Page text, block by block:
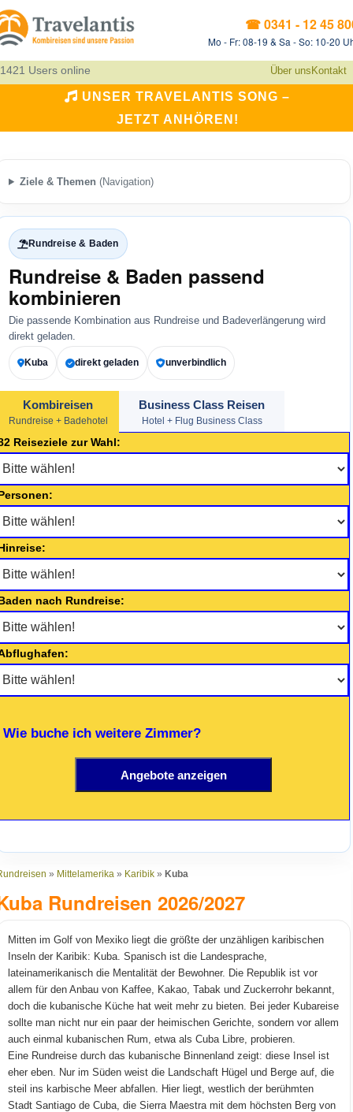
☎ 0341 - 12 45
Mo - Fr: 08-19 & Sa - So: 10-20
1421 Users online Über uns Kontakt
UNSER TRAVELANTIS SONG –
JETZT ANHÖREN!
Ziele & Themen (Navigation)
Rundreise & Baden
Rundreise & Baden passend
kombinieren
Die passende Kombination aus Rundreise und Badeverlängerung wird
direkt geladen.
Kuba direkt geladen unverbindlich
Kombireisen
Rundreise + Badehotel
Business Class Reisen
Hotel + Flug Business Class
Reiseziele zur Wahl:
nach Rundreise:
Wie buche ich weitere Zimmer?
» Mittelamerika » Karibik » Kuba
Rundreisen 2026/2027
Mitten im Golf von Mexiko liegt die größte der unzähligen karibischen
Inseln der Karibik: Kuba. Spanisch ist die Landesprache,
lateinamerikanisch die Mentalität der Bewohner. Die Republik ist vor
allem für den Anbau von Kaffee, Kakao, Tabak und Zuckerrohr bekannt,
doch die kubanische Küche hat weit mehr zu bieten. Bei jeder Kubareise
sollte man nicht nur ein paar der heimischen Gerichte, sondern vor allem
auch einmal kubanischen Rum, etwa als Cuba Libre, probieren.
Eine Rundreise durch das kubanische Binnenland zeigt: diese Insel ist
eher eben. Nur im Süden weist die Landschaft Hügel und Berge auf, die
steil ins karbische Meer abfallen. Hier liegt, westlich der berühmten
Stadt Santiago de Cuba, die Sierra Maestra mit dem höchsten Berg von